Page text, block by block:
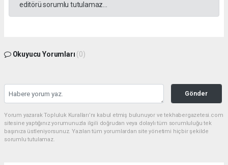
editörü sorumlu tutulamaz...
Okuyucu Yorumları (0)
Gönder
Yorum yazarak Topluluk Kuralları’nı kabul etmiş bulunuyor ve tekhabergazetesi.com
sitesine yaptığınız yorumunuzla ilgili doğrudan veya dolaylı tüm sorumluluğu tek
başınıza üstleniyorsunuz. Yazılan tüm yorumlardan site yönetimi hiçbir şekilde
sorumlu tutulamaz.